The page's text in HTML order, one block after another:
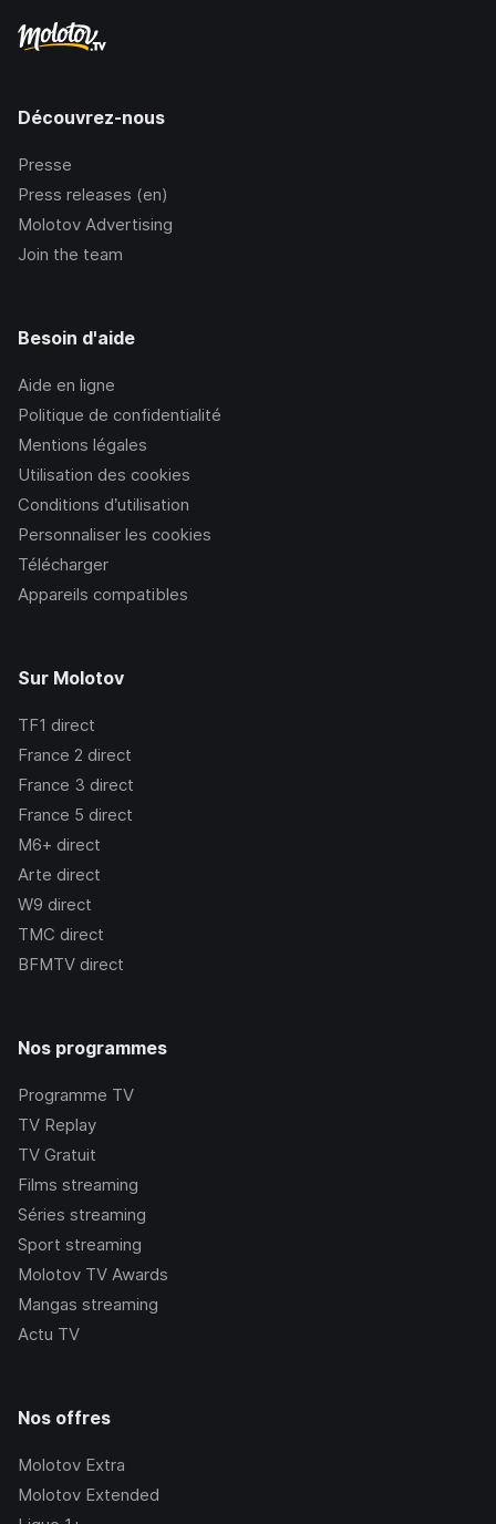
Découvrez-nous
Presse
Press releases (en)
Molotov Advertising
Join the team
Besoin d'aide
Aide en ligne
Politique de confidentialité
Mentions légales
Utilisation des cookies
Conditions d’utilisation
Personnaliser les cookies
Télécharger
Appareils compatibles
Sur Molotov
TF1 direct
France 2 direct
France 3 direct
France 5 direct
M6+ direct
Arte direct
W9 direct
TMC direct
BFMTV direct
Nos programmes
Programme TV
TV Replay
TV Gratuit
Films streaming
Séries streaming
Sport streaming
Molotov TV Awards
Mangas streaming
Actu TV
Nos offres
Molotov Extra
Molotov Extended